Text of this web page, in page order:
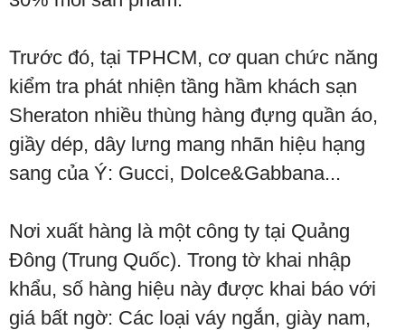
Trước đó, tại TPHCM, cơ quan chức năng
kiểm tra phát nhiện tầng hầm khách sạn
Sheraton nhiều thùng hàng đựng quần áo,
giầy dép, dây lưng mang nhãn hiệu hạng
sang của Ý: Gucci, Dolce&Gabbana...
Nơi xuất hàng là một công ty tại Quảng
Đông (Trung Quốc). Trong tờ khai nhập
khẩu, số hàng hiệu này được khai báo với
giá bất ngờ: Các loại váy ngắn, giày nam,